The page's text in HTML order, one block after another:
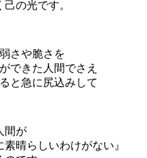
の光です。
さや脆さを
できた人間でさえ
と急に尻込みして
間が
晴らしいわけがない』